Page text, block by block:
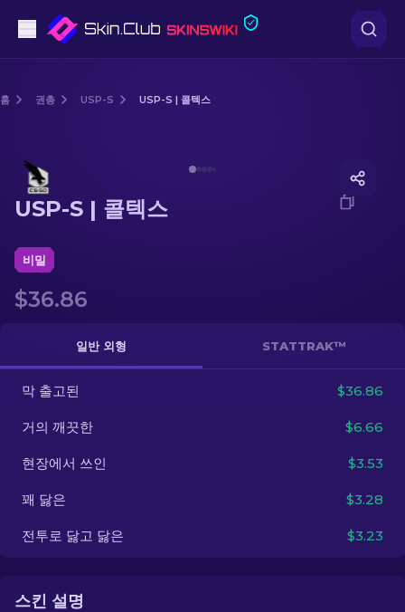
저격소총
장갑
케이스
기타
홈 권총 USP-S USP-S | 콜텍스
USP-S | 콜텍스
비밀
$36.86
일반 외형 STATTRAK™
막 출고된 $36.86
거의 깨끗한 $6.66
현장에서 쓰인 $3.53
꽤 닳은 $3.28
전투로 닳고 닳은 $3.23
스킨 설명